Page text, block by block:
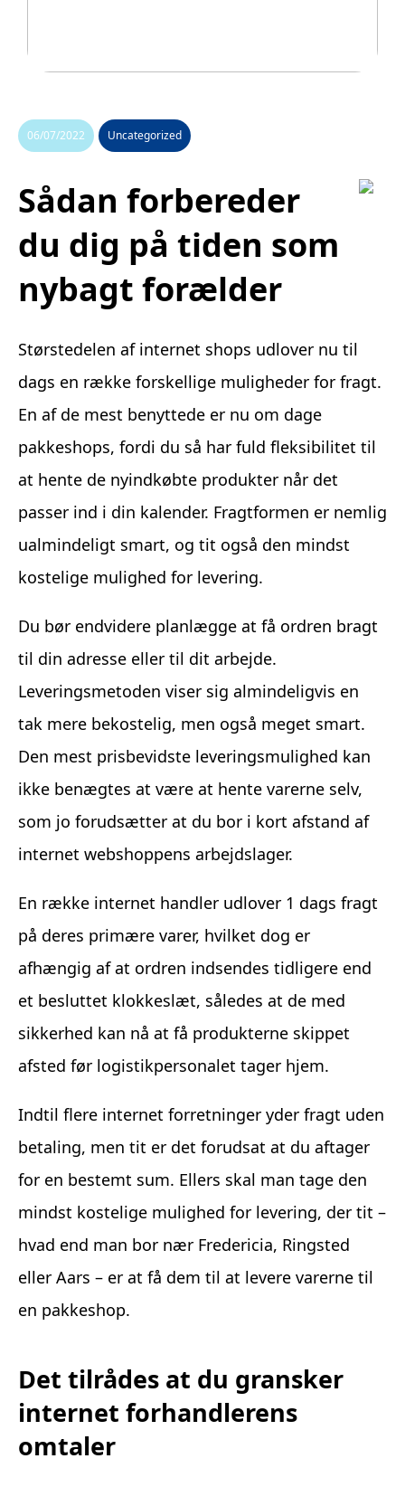
06/07/2022 Uncategorized
Sådan forbereder
du dig på tiden som
nybagt forælder
Størstedelen af internet shops udlover nu til
dags en række forskellige muligheder for fragt.
En af de mest benyttede er nu om dage
pakkeshops, fordi du så har fuld fleksibilitet til
at hente de nyindkøbte produkter når det
passer ind i din kalender. Fragtformen er nemlig
ualmindeligt smart, og tit også den mindst
kostelige mulighed for levering.
Du bør endvidere planlægge at få ordren bragt
til din adresse eller til dit arbejde.
Leveringsmetoden viser sig almindeligvis en
tak mere bekostelig, men også meget smart.
Den mest prisbevidste leveringsmulighed kan
ikke benægtes at være at hente varerne selv,
som jo forudsætter at du bor i kort afstand af
internet webshoppens arbejdslager.
En række internet handler udlover 1 dags fragt
på deres primære varer, hvilket dog er
afhængig af at ordren indsendes tidligere end
et besluttet klokkeslæt, således at de med
sikkerhed kan nå at få produkterne skippet
afsted før logistikpersonalet tager hjem.
Indtil flere internet forretninger yder fragt uden
betaling, men tit er det forudsat at du aftager
for en bestemt sum. Ellers skal man tage den
mindst kostelige mulighed for levering, der tit –
hvad end man bor nær Fredericia, Ringsted
eller Aars – er at få dem til at levere varerne til
en pakkeshop.
Det tilrådes at du gransker
internet forhandlerens
omtaler